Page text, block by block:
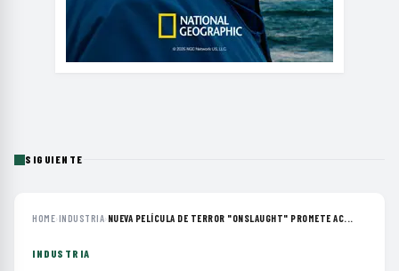
SIGUIENTE
HOME›INDUSTRIA› NUEVA PELÍCULA DE TERROR "ONSLAUGHT" PROMETE AC...
INDUSTRIA